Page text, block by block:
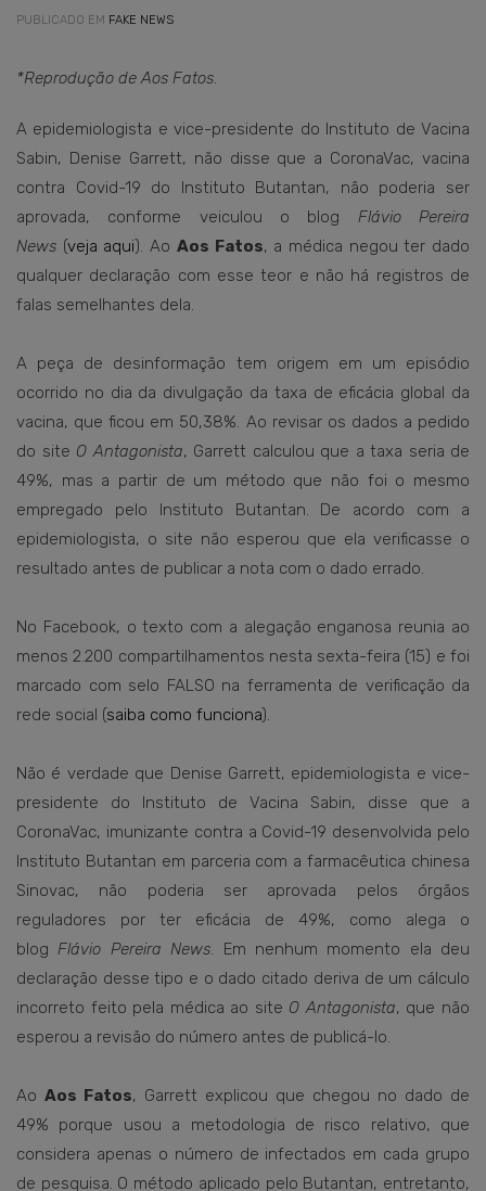
PUBLICADO EM FAKE NEWS
*Reprodução de Aos Fatos.
A epidemiologista e vice-presidente do Instituto de Vacina
Sabin, Denise Garrett, não disse que a CoronaVac, vacina
contra Covid-19 do Instituto Butantan, não poderia ser
aprovada, conforme veiculou o blog Flávio Pereira
News (veja aqui). Ao Aos Fatos, a médica negou ter dado
qualquer declaração com esse teor e não há registros de
falas semelhantes dela.
A peça de desinformação tem origem em um episódio
ocorrido no dia da divulgação da taxa de eficácia global da
vacina, que ficou em 50,38%. Ao revisar os dados a pedido
do site O Antagonista, Garrett calculou que a taxa seria de
49%, mas a partir de um método que não foi o mesmo
empregado pelo Instituto Butantan. De acordo com a
epidemiologista, o site não esperou que ela verificasse o
resultado antes de publicar a nota com o dado errado.
No Facebook, o texto com a alegação enganosa reunia ao
menos 2.200 compartilhamentos nesta sexta-feira (15) e foi
marcado com selo FALSO na ferramenta de verificação da
rede social (saiba como funciona).
Não é verdade que Denise Garrett, epidemiologista e vice-
presidente do Instituto de Vacina Sabin, disse que a
CoronaVac, imunizante contra a Covid-19 desenvolvida pelo
Instituto Butantan em parceria com a farmacêutica chinesa
Sinovac, não poderia ser aprovada pelos órgãos
reguladores por ter eficácia de 49%, como alega o
blogFlávio Pereira News. Em nenhum momento ela deu
declaração desse tipo e o dado citado deriva de um cálculo
incorreto feito pela médica ao site O Antagonista, que não
esperou a revisão do número antes de publicá-lo.
Ao Aos Fatos, Garrett explicou que chegou no dado de
49% porque usou a metodologia de risco relativo, que
considera apenas o número de infectados em cada grupo
de pesquisa. O método aplicado pelo Butantan, entretanto,